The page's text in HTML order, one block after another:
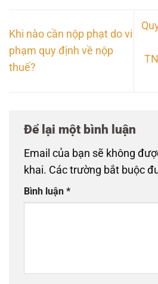
Khi nào cần nộp phạt do vi
phạm quy định về nộp
thuế?
Để lại một bình luận
Email của bạn sẽ không
khai. Các trường bắt buộc
Bình luận *